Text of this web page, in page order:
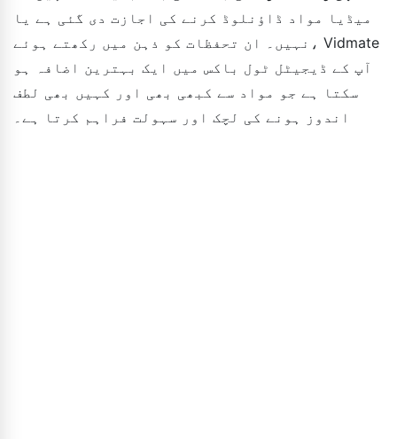
میڈیا مواد ڈاؤنلوڈ کرنے کی اجازت دی گئی ہے یا
نہیں۔ ان تحفظات کو ذہن میں رکھتے ہوئے، Vidmate
آپ کے ڈیجیٹل ٹول باکس میں ایک بہترین اضافہ ہو
سکتا ہے جو مواد سے کبھی بھی اور کہیں بھی لطف
اندوز ہونے کی لچک اور سہولت فراہم کرتا ہے۔